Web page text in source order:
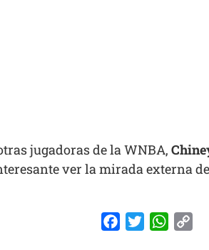
jugadoras de la WNBA,
ver la mirada externa
FacebookTwitter